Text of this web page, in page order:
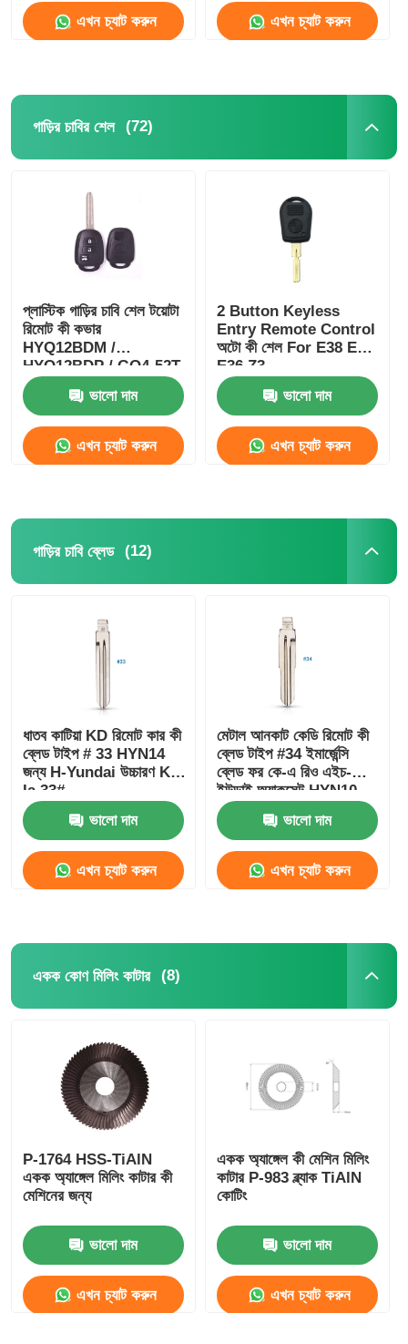
এখন চ্যাট করুন এখন চ্যাট করুন
গাড়ির চাবির শেল (72)
প্লাস্টিক গাড়ির চাবি শেল টয়োটা
রিমোট কী কভার
HYQ12BDM /
HYQ12BDP / GQ4-52T
ভালো দাম
এখন চ্যাট করুন
2 Button Keyless
Entry Remote Control
অটো কী শেল For E38 E39
E36 Z3
ভালো দাম
এখন চ্যাট করুন
গাড়ির চাবি ব্লেড (12)
ধাতব কাটিয়া KD রিমোট কার কী
ব্লেড টাইপ # 33 HYN14
জন্য H-Yundai উচ্চারণ K-
Ia 33#
ভালো দাম
এখন চ্যাট করুন
মেটাল আনকাট কেডি রিমোট কী
ব্লেড টাইপ #34 ইমার্জেন্সি
ব্লেড ফর কে-এ রিও এইচ-
ইউন্ডাই অ্যাকসেন্ট HYN10
ভালো দাম
এখন চ্যাট করুন
একক কোণ মিলিং কাটার (8)
P-1764 HSS-TiAlN
একক অ্যাঙ্গেল মিলিং কাটার কী
মেশিনের জন্য
ভালো দাম
এখন চ্যাট করুন
একক অ্যাঙ্গেল কী মেশিন মিলিং
কাটার P-983 ব্ল্যাক TiAlN
কোটিং
ভালো দাম
এখন চ্যাট করুন